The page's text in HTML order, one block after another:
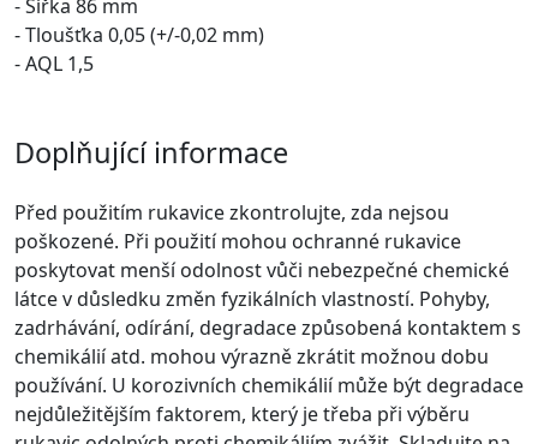
- Šířka 86 mm
- Tloušťka 0,05 (+/-0,02 mm)
- AQL 1,5
Doplňující informace
Před použitím rukavice zkontrolujte, zda nejsou
poškozené. Při použití mohou ochranné rukavice
poskytovat menší odolnost vůči nebezpečné chemické
látce v důsledku změn fyzikálních vlastností. Pohyby,
zadrhávání, odírání, degradace způsobená kontaktem s
chemikálií atd. mohou výrazně zkrátit možnou dobu
používání. U korozivních chemikálií může být degradace
nejdůležitějším faktorem, který je třeba při výběru